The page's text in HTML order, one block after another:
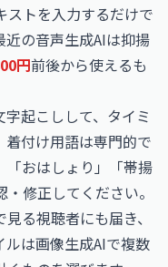
ストを入力するだけで
近の音声生成AIは抑揚
円前後から使えるも
起こしして、タイミ
着付け用語は専門的で
「おはしょり」「帯揚
修正してください。
る視聴者にも届き、
は画像生成AIで複数